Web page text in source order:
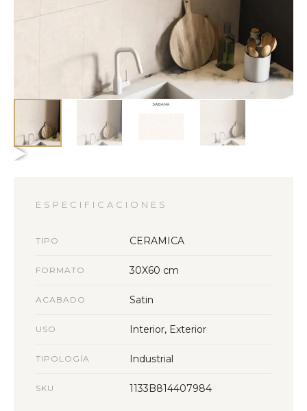
ESPECIFICACIONES
TIPO CERAMICA
FORMATO 30X60 cm
ACABADO Satin
USO Interior, Exterior
TIPOLOGÍA Industrial
SKU 1133B814407984